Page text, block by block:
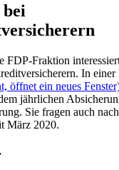
FDP-Fraktion
In
öffnet ein neues
jährlichen
Sie fragen auch
März 2020.